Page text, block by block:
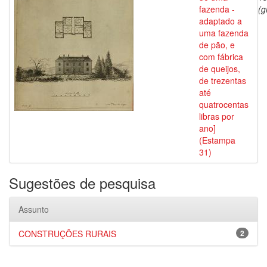
fazenda -
adaptado a
uma fazenda
de pão, e
com fábrica
de queijos,
de trezentas
até
quatrocentas
libras por
ano]
(Estampa
31)
Sugestões de pesquisa
Assunto
2
CONSTRUÇÕES RURAIS